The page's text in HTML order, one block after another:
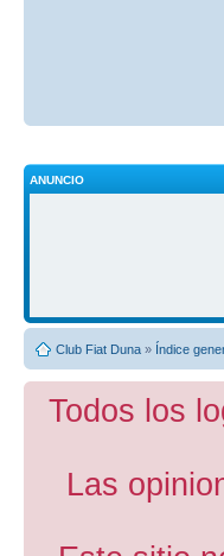
ANUNCIO
Club Fiat Duna » Índice
Todos los
Las